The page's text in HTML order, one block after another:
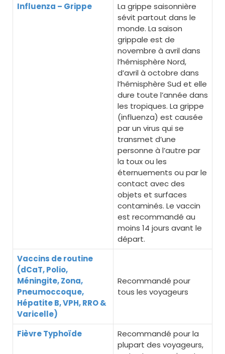
Influenza – Grippe
La grippe saisonnière
sévit partout dans le
monde. La saison
grippale est de
novembre à avril dans
l’hémisphère Nord,
d’avril à octobre dans
l’hémisphère Sud et elle
dure toute l’année dans
les tropiques. La grippe
(influenza) est causée
par un virus qui se
transmet d’une
personne à l’autre par
la toux ou les
éternuements ou par le
contact avec des
objets et surfaces
contaminés. Le vaccin
est recommandé au
moins 14 jours avant le
départ.
Vaccins de routine
(dCaT, Polio,
Méningite, Zona,
Pneumoccoque,
Hépatite B, VPH, RRO &
Varicelle)
Recommandé pour
tous les voyageurs
Fièvre Typhoïde
Recommandé pour la
plupart des voyageurs,